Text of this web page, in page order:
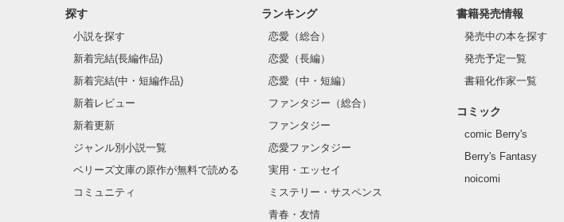
そしてやたらとデカい身長
唯一のとりえはお嬢様のような名前だけ・・・
探す
小説を探す
新着完結(長編作品)
新着完結(中・短編作品)
新着レビュー
新着更新
ジャンル別小説一覧
ベリーズ文庫の原作が無料で読める
コミュニティ
ランキング
恋愛（総合）
恋愛（長編）
恋愛（中・短編）
ファンタジー（総合）
ファンタジー
恋愛ファンタジー
実用・エッセイ
ミステリー・サスペンス
青春・友情
書籍発売情報
発売中の本を探す
発売予定一覧
書籍化作家一覧
コミック
comic Berry's
Berry's Fantasy
noicomi